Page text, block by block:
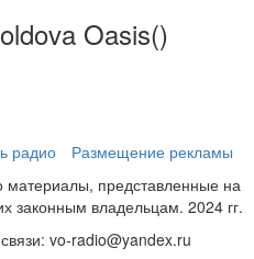
Oasis()
радио
Размещение рекламы
материалы, представленные на
законным владельцам. 2024 гг.
vo-radio@yandex.ru